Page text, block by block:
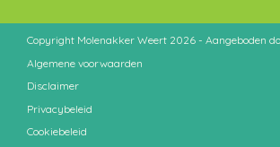
Copyright Molenakker Weert 2026 - Aangeboden
Algemene voorwaarden
Disclaimer
Privacybeleid
Cookiebeleid